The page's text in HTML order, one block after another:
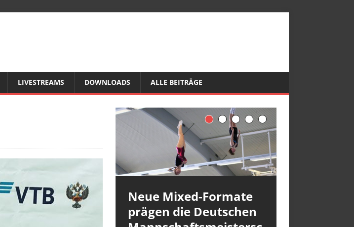
LIVESTREAMS DOWNLOADS ALLE BEITRÄGE
Neue Mixed-Formate
prägen die Deutschen